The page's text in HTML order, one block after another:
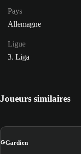
Pays
Allemagne
Ligue
3. Liga
Joueurs similaires
GGardien